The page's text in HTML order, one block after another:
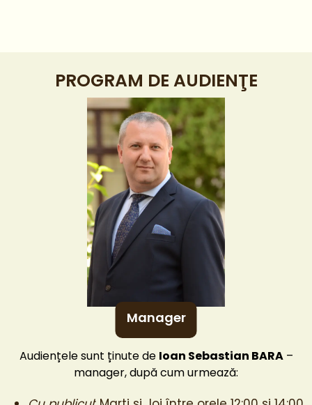
PROGRAM DE AUDIENŢE
Manager
Audiențele sunt ținute de Ioan Sebastian BARA–
manager, după cum urmează: